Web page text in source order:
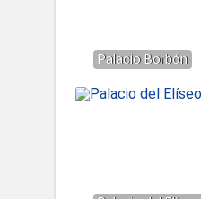
Palacio Borbón